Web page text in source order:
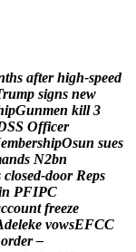
ths after high-speed
rump signs new
ipGunmen kill 3
SS Officer
embershipOsun sues
ands N2bn
closed-door Reps
n PFIPC
ccount freeze
deleke vowsEFCC
order –